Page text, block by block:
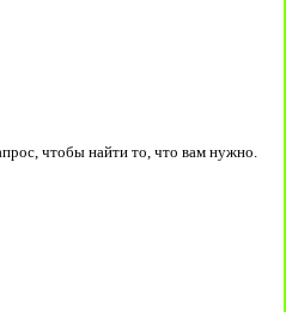
чтобы найти то, что вам нужно.